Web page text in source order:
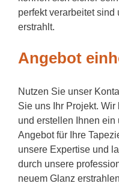
perfekt verarbeitet sind
erstrahlt.
Angebot
Nutzen Sie unser
Sie uns Ihr Projekt.
und erstellen Ihnen
Angebot für Ihre
unsere Expertise und
durch unsere
neuem Glanz